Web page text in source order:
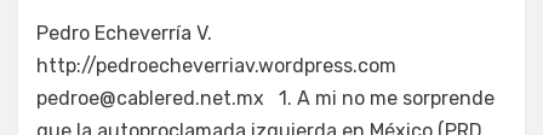
por Enrique
Pedro Echeverría V.
http://pedroecheverriav.wordpress.com
pedroe@cablered.net.mx 1. A mi no me sorprende